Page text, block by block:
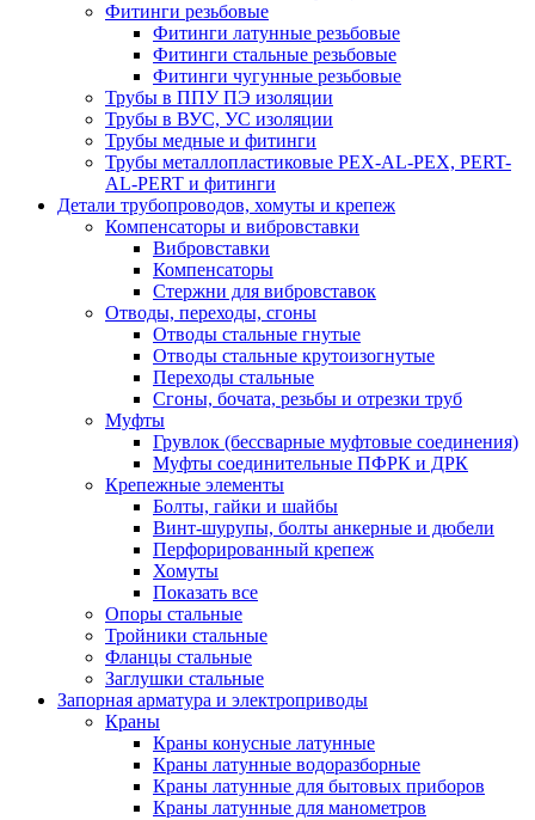
Фитинги резьбовые
Фитинги латунные резьбовые
Фитинги стальные резьбовые
Фитинги чугунные резьбовые
Трубы в ППУ ПЭ изоляции
Трубы в ВУС, УС изоляции
Трубы медные и фитинги
Трубы металлопластиковые PEX-AL-PEX, PERT-
AL-PERT и фитинги
Детали трубопроводов, хомуты и крепеж
Компенсаторы и вибровставки
Вибровставки
Компенсаторы
Стержни для вибровставок
Отводы, переходы, сгоны
Отводы стальные гнутые
Отводы стальные крутоизогнутые
Переходы стальные
Сгоны, бочата, резьбы и отрезки труб
Муфты
Грувлок (бессварные муфтовые соединения)
Муфты соединительные ПФРК и ДРК
Крепежные элементы
Болты, гайки и шайбы
Винт-шурупы, болты анкерные и дюбели
Перфорированный крепеж
Хомуты
Показать все
Опоры стальные
Тройники стальные
Фланцы стальные
Заглушки стальные
Запорная арматура и электроприводы
Краны
Краны конусные латунные
Краны латунные водоразборные
Краны латунные для бытовых приборов
Краны латунные для манометров